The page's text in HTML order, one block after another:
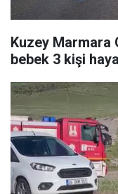
Kuzey Marmara
bebek 3 kişi